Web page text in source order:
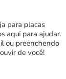
para placas
aqui para ajudar.
ou preenchendo
de você!